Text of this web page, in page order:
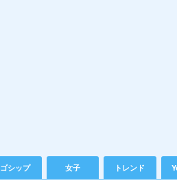
ゴシップ 女子 トレンド